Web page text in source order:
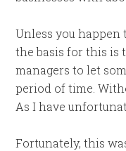
Unless you happen
the basis for this is
managers to let
period of time.
As I have
Fortunately, this